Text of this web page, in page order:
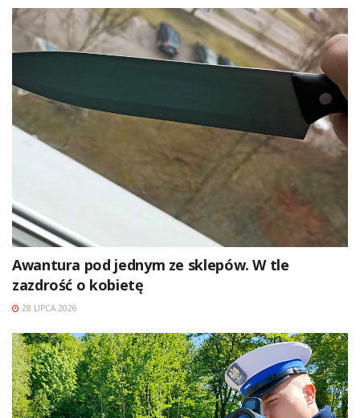
Awantura pod jednym ze sklepów. W tle
zazdrość o kobietę
28 LIPCA 2026